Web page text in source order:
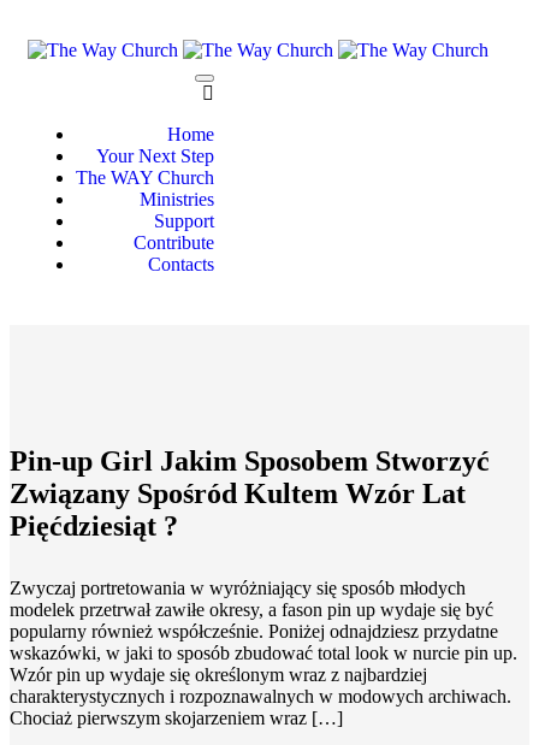
Home
Your Next Step
The WAY Church
Ministries
Support
Contribute
Contacts
Pin-up Girl Jakim Sposobem Stworzyć
Związany Spośród Kultem Wzór Lat
Pięćdziesiąt ?
Zwyczaj portretowania w wyróżniający się sposób młodych
modelek przetrwał zawiłe okresy, a fason pin up wydaje się być
popularny również współcześnie. Poniżej odnajdziesz przydatne
wskazówki, w jaki to sposób zbudować total look w nurcie pin up.
Wzór pin up wydaje się określonym wraz z najbardziej
charakterystycznych i rozpoznawalnych w modowych archiwach.
Chociaż pierwszym skojarzeniem wraz […]